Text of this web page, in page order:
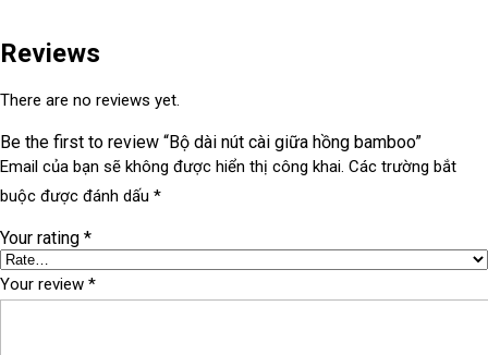
Reviews
There are no reviews yet.
Be the first to review “Bộ dài nút cài giữa hồng bamboo”
Email của bạn sẽ không được hiển thị công khai. Các trường bắt
buộc được đánh dấu *
Your rating *
Your review *